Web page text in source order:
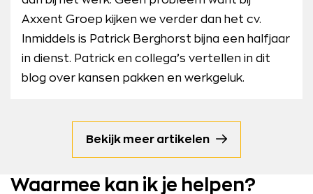
Axxent Groep kijken we verder dan het cv.
Inmiddels is Patrick Berghorst bijna een halfjaar
in dienst. Patrick en collega’s vertellen in dit
blog over kansen pakken en werkgeluk.
Bekijk meer artikelen
Waarmee kan ik je helpen?